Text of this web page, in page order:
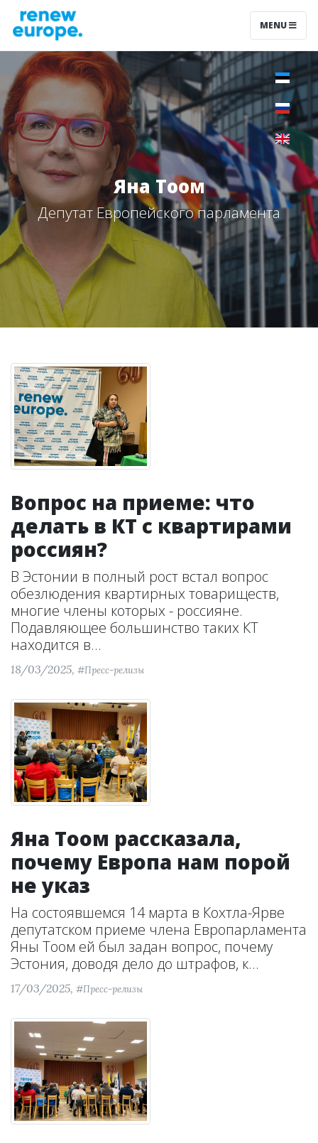
MENU
Яна Тоом
Депутат Европейского парламента
Вопрос на приеме: что
делать в КТ с квартирами
россиян?
В Эстонии в полный рост встал вопрос
обезлюдения квартирных товариществ,
многие члены которых - россияне.
Подавляющее большинство таких КТ
находится в...
18/03/2025, #Пресс-релизы
Яна Тоом рассказала,
почему Европа нам порой
не указ
На состоявшемся 14 марта в Кохтла-Ярве
депутатском приеме члена Европарламента
Яны Тоом ей был задан вопрос, почему
Эстония, доводя дело до штрафов, к...
17/03/2025, #Пресс-релизы